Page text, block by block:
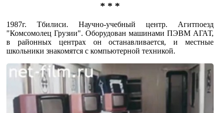
* * *
1987г. Тбилиси. Научно-учебный центр. Агитпоезд
"Комсомолец Грузии". Оборудован машинами ПЭВМ АГАТ,
в районных центрах он останавливается, и местные
школьники знакомятся с компьютерной техникой.